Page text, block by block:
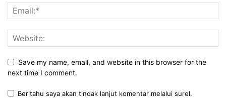
Save my name, email, and website in this browser for the
next time I comment.
Beritahu saya akan tindak lanjut komentar melalui surel.